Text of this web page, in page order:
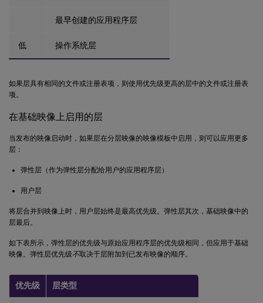
最早创建的应用程序层
低 操作系统层
如果层具有相同的文件或注册表项，则使用优先级更高的层中的文件或注册表
项。
在基础映像上启用的层
当发布的映像启动时，如果层在分层映像的映像模板中启用，则可以应用更多
层：
弹性层（作为弹性层分配给用户的应用程序层）
用户层
将层合并到映像上时，用户层始终是最高优先级。弹性层其次，基础映像中的
层最后。
如下表所示，弹性层的优先级与原始应用程序层的优先级相同，但应用于基础
映像。弹性层优先级不取决于层附加到已发布映像的顺序。
优先级 层类型